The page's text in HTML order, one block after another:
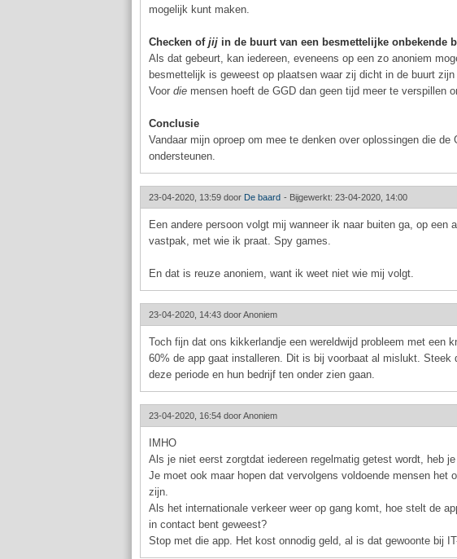
mogelijk kunt maken.
Checken of jij in de buurt van een besmettelijke onbekende
Als dat gebeurt, kan iedereen, eveneens op een zo anoniem
besmettelijk is geweest op plaatsen waar zij dicht in de buurt
Voor die mensen hoeft de GGD dan geen tijd meer te verspillen
Conclusie
Vandaar mijn oproep om mee te denken over oplossingen die
ondersteunen.
23-04-2020, 13:59 door De baard - Bijgewerkt: 23-04-2020, 14:00
Een andere persoon volgt mij wanneer ik naar buiten ga, op
vastpak, met wie ik praat. Spy games.
En dat is reuze anoniem, want ik weet niet wie mij volgt.
23-04-2020, 14:43 doorAnoniem
Toch fijn dat ons kikkerlandje een wereldwijd probleem met een
60% de app gaat installeren. Dit is bij voorbaat al mislukt.
deze periode en hun bedrijf ten onder zien gaan.
23-04-2020, 16:54 doorAnoniem
IMHO
Als je niet eerst zorgtdat iedereen regelmatig getest wordt, heb
Je moet ook maar hopen dat vervolgens voldoende mensen
zijn.
Als het internationale verkeer weer op gang komt, hoe stelt de
in contact bent geweest?
Stop met die app. Het kost onnodig geld, al is dat gewoonte bij